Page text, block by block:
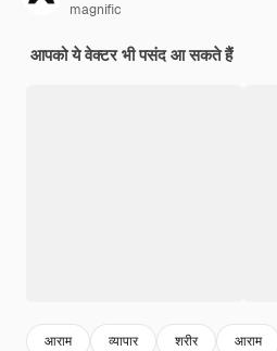
magnific
आपको ये वेक्टर भी पसंद आ सकते हैं
आराम व्यापार शरीर आराम